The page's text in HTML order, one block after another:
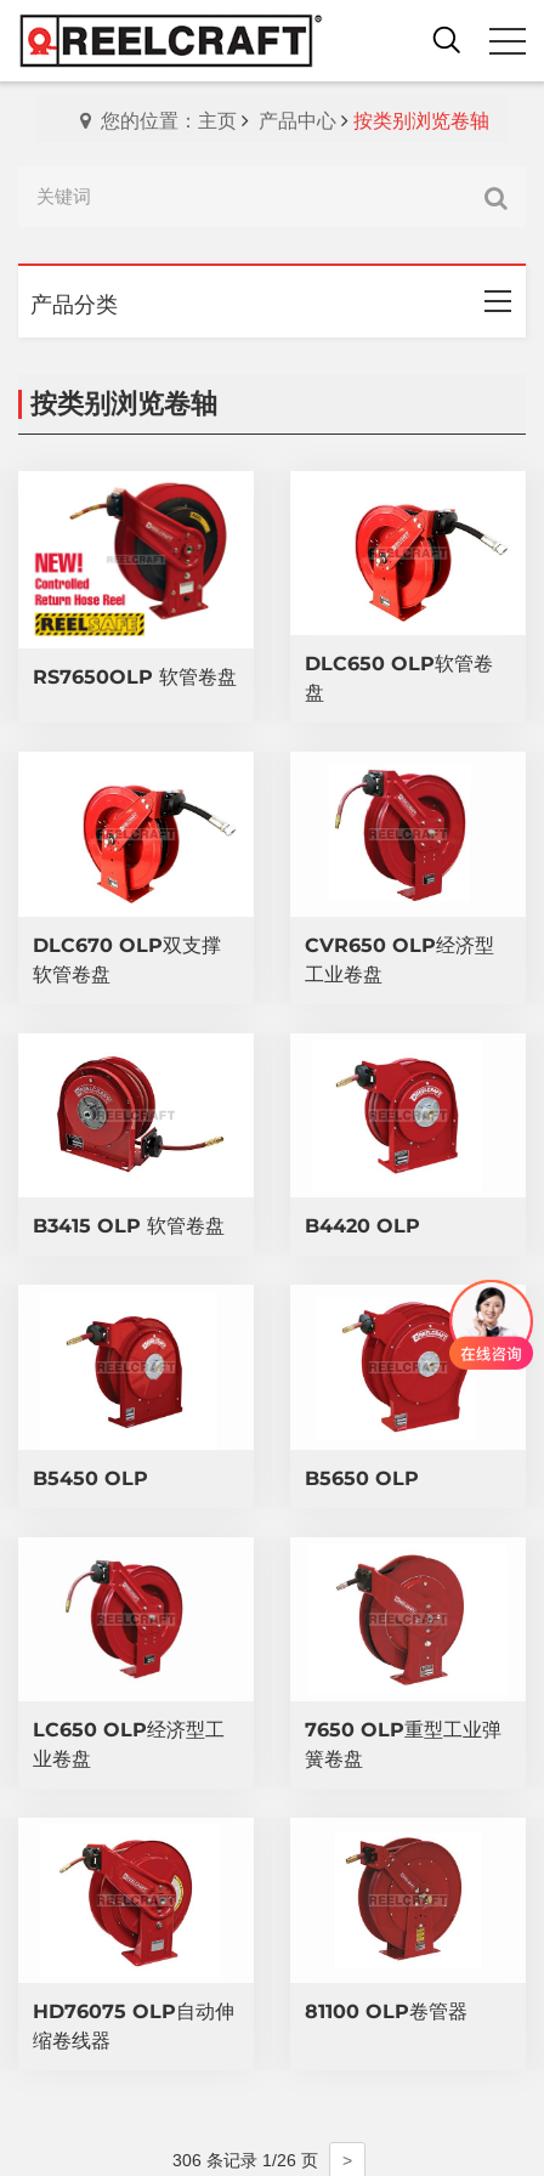
您的位置：主页 产品中心 按类别浏览卷轴
产品分类
按类别浏览卷轴
RS7650OLP 软管卷盘
DLC650 OLP软管卷
盘
DLC670 OLP双支撑
软管卷盘
CVR650 OLP经济型
工业卷盘
B3415 OLP 软管卷盘 B4420 OLP
B5450 OLP B5650 OLP
LC650 OLP经济型工
业卷盘
7650 OLP重型工业弹
簧卷盘
HD76075 OLP自动伸
缩卷线器
81100 OLP卷管器
306 条记录 1/26 页 >